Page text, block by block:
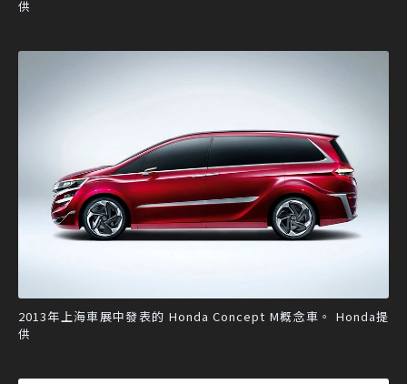
供
2013年上海車展中發表的 Honda Concept M概念車。 Honda提
供